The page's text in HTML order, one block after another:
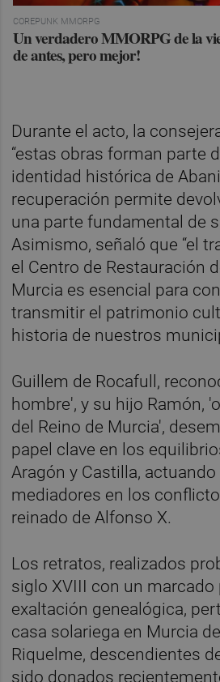
COREPUNK MMORPG
Un verdadero MMORPG de la
de antes, pero mejor!
Durante el acto, la
“estas obras forman parte
identidad histórica de
recuperación permite
una parte fundamental de
Asimismo, señaló que “el
el Centro de Restauración
Murcia es esencial para
transmitir el patrimonio
historia de nuestros
Guillem de Rocafull,
hombre', y su hijo Ramón,
del Reino de Murcia',
papel clave en los
Aragón y Castilla,
mediadores en los
reinado de Alfonso X.
Los retratos, realizados
siglo XVIII con un
exaltación genealógica,
casa solariega en Murcia
Riquelme, descendientes
sido donados